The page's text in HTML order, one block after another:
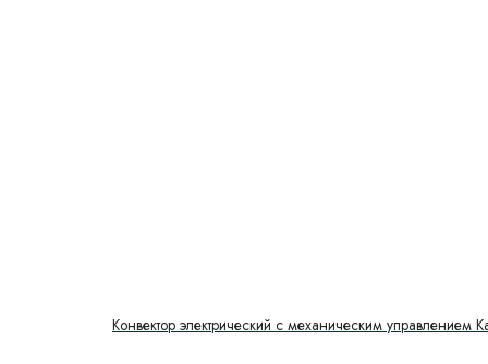
Конвектор электрический с механическим управлением